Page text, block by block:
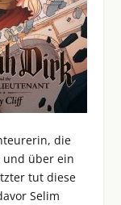
die
und über ein
tut diese
Selim